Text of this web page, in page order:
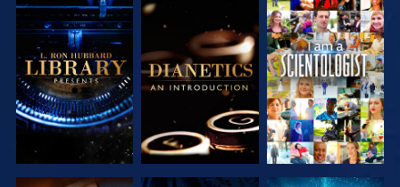
VERKEN DE
SERIE
VERKEN DE
SERIE
KIJK